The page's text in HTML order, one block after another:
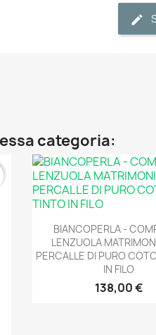
categoria:

BIANCOPERLA -
LENZUOLA
PERCALLE DI PURO
IN FILO
138,00 €